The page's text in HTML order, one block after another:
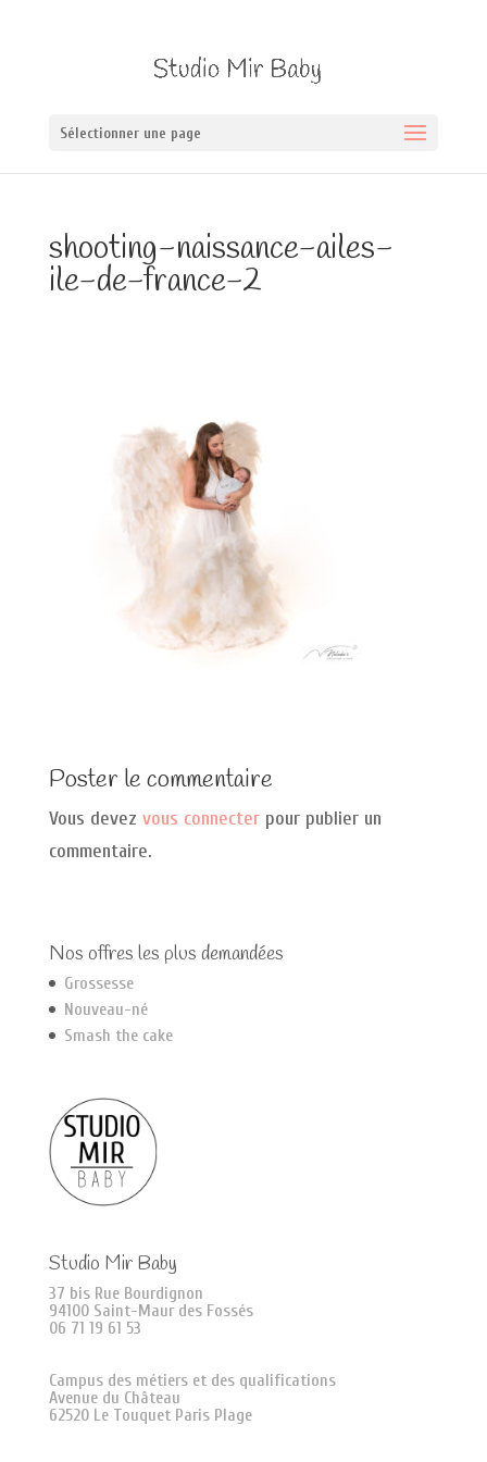
Sélectionner une page
shooting-naissance-ailes-
ile-de-france-2
Poster le commentaire
Vous devez vous connecterpour publier un
commentaire.
Nos offres les plus demandées
Grossesse
Nouveau-né
Smash the cake
Studio Mir Baby
37 bis Rue Bourdignon
94100 Saint-Maur des Fossés
06 71 19 61 53
Campus des métiers et des qualifications
Avenue du Château
62520 Le Touquet Paris Plage